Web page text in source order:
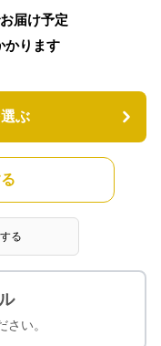
届け予定
かります
ぶ
る
い。